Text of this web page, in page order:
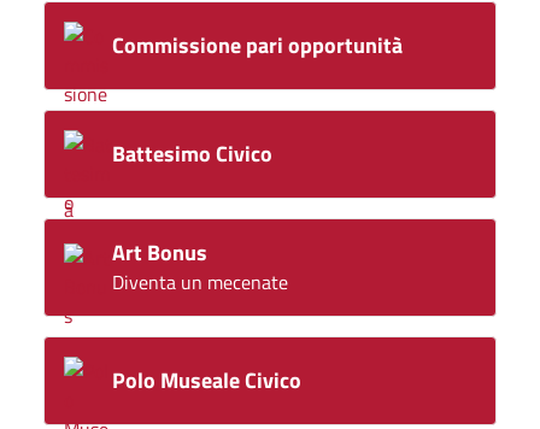
Commissione pari opportunità
Battesimo Civico
Art Bonus
Diventa un mecenate
Polo Museale Civico